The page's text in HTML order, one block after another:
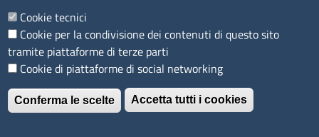
È un servizio realizzato da
Cookie tecnici
Cookie per la condivisione dei contenuti di questo sito
tramite piattaforme di terze parti
Cookie di piattaforme di social networking
Conferma le scelte Accetta tutti i cookies